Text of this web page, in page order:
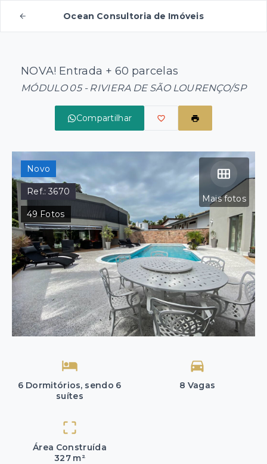
Ocean Consultoria de Imóveis
NOVA! Entrada + 60 parcelas
MÓDULO 05 - RIVIERA DE SÃO LOURENÇO/SP
Compartilhar
Mais fotos
Novo
Ref.:3670
49Fotos
6 Dormitórios, sendo 6
suítes
8 Vagas
Área Construída
327 m²